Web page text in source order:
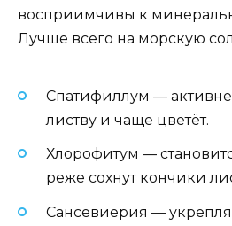
восприимчивы к
Лучше всего на морскую
Спатифиллум —
листву и чаще цветёт.
Хлорофитум —
реже сохнут кончики
Сансевиерия —